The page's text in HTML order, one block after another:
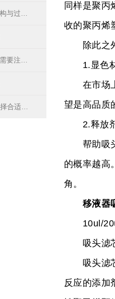
同样是聚丙
收的聚丙烯
除此之外
1.显色
在市场上
望是高品质
2.释放
帮助吸头
的概率越高
角。
移液器
10ul/
吸头滤
吸头滤芯
反应的添加